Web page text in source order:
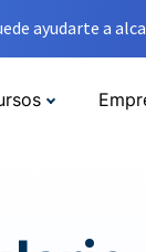
ayudarte a